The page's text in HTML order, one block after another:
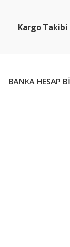
Kargo Takibi
BANKA HESAP